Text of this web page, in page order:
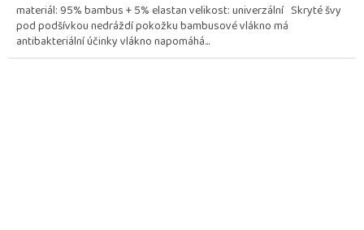
z
5
hvězdiček.
materiál: 95% bambus + 5% elastan velikost: univerzální Skryté švy
pod podšívkou nedráždí pokožku bambusové vlákno má
antibakteriální účinky vlákno napomáhá...